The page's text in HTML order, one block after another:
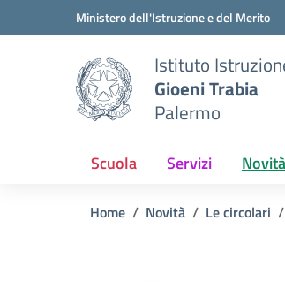
Vai ai contenuti
Vai al menu di navigazioneMinistero dell'Istruzione e del Merito
Istituto
Gioeni Trabia
Palermo
Scuola Servizi Novità
Home Novità Le circolari